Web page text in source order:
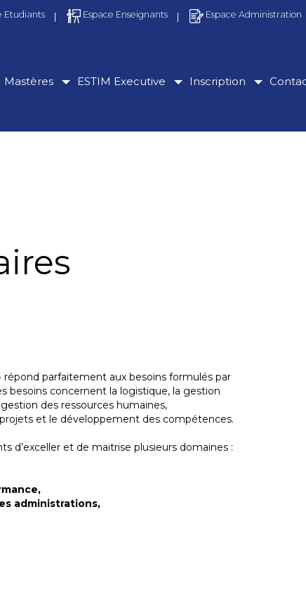
Etudiants Espace Enseignants Espace Administration
Mastères ESTIM Executive Inscription
parfaitement aux besoins formulés par
besoins concernent la logistique, la gestion
des ressources humaines,
et le développement des compétences.
d’exceller et de maitrise plusieurs domaines :
administrations,